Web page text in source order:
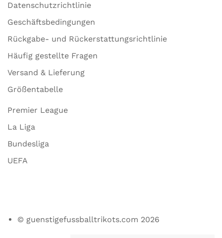
Datenschutzrichtlinie
Geschäftsbedingungen
Rückgabe- und Rückerstattungsrichtlinie
Häufig gestellte Fragen
Versand & Lieferung
Größentabelle
Premier League
La Liga
Bundesliga
UEFA
© guenstigefussballtrikots.com 2026